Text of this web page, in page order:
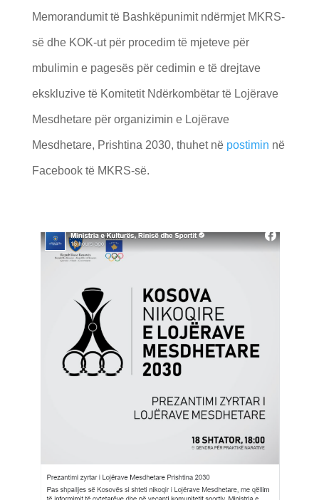
Memorandumit të Bashkëpunimit ndërmjet MKRS-
së dhe KOK-ut për procedim të mjeteve për
mbulimin e pagesës për cedimin e të drejtave
ekskluzive të Komitetit Ndërkombëtar të Lojërave
Mesdhetare për organizimin e Lojërave
Mesdhetare, Prishtina 2030, thuhet në postimin në
Facebook të MKRS-së.